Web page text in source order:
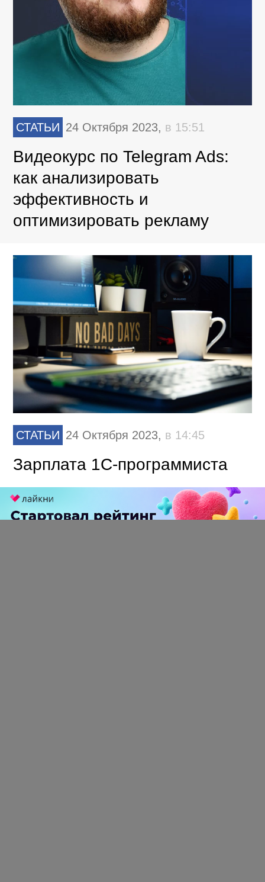
СТАТЬИ 24 Октября 2023, в 15:51
Видеокурс по Telegram Ads:
как анализировать
эффективность и
оптимизировать рекламу
СТАТЬИ 24 Октября 2023, в 14:45
Зарплата 1С-программиста